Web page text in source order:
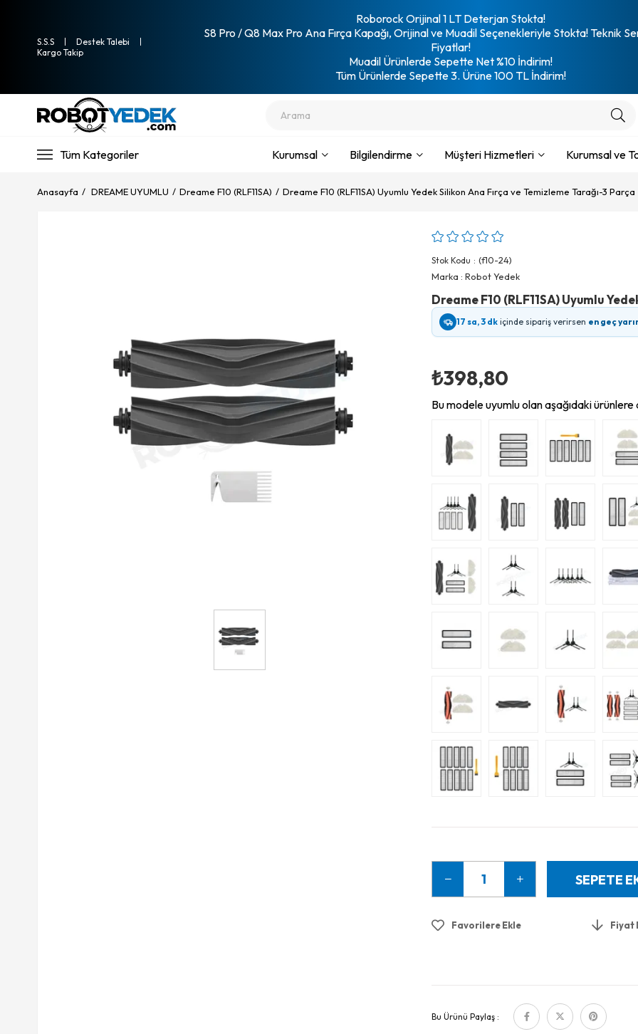
S.S.S
Destek Talebi
Kargo Takip
Roborock Orijinal 1 LT Deterjan Stokta!
S8 Pro / Q8 Max Pro Ana Fırça Kapağı, Orijinal ve Muadil Seçenekleriyle Stokta! Teknik
Fiyatlar!
Muadil Ürünlerde Sepette Net %10 İndirim!
Tüm Ürünlerde Sepette 3. Ürüne 100 TL İndirim!
Tüm Kategoriler Kurumsal Bilgilendirme Müşteri Hizmetleri Kurumsal ve
Anasayfa DREAME UYUMLU Dreame F10 (RLF11SA) Dreame F10 (RLF11SA) Uyumlu Yedek Silikon Ana Fırça ve Temizleme Tarağı-3 Parça
Stok Kodu
(f10-24)
Marka : Robot Yedek
Dreame F10 (RLF11SA) Uyumlu
17 sa, 3 dk içinde sipariş verirsen en geç
₺398,80
Bu modele uyumlu olan aşağıdaki
Favorilere Ekle Fiyat
Bu Ürünü Paylaş :